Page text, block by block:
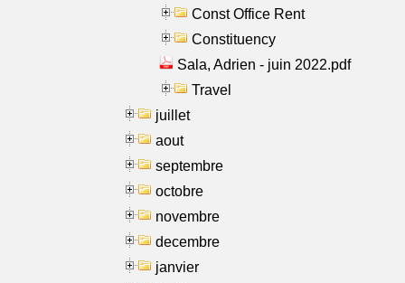
Const Office Rent
Constituency
Sala, Adrien - juin 2022.pdf
Travel
juillet
aout
septembre
octobre
novembre
decembre
janvier